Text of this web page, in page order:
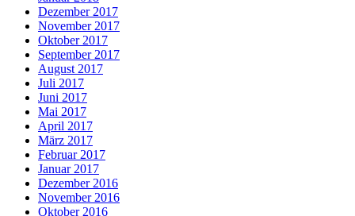
Dezember 2017
November 2017
Oktober 2017
September 2017
August 2017
Juli 2017
Juni 2017
Mai 2017
April 2017
März 2017
Februar 2017
Januar 2017
Dezember 2016
November 2016
Oktober 2016